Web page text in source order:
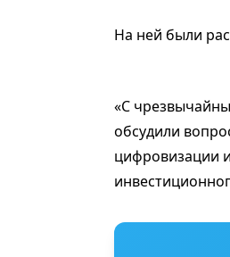
На ней были
«С
обсудили
цифровизации